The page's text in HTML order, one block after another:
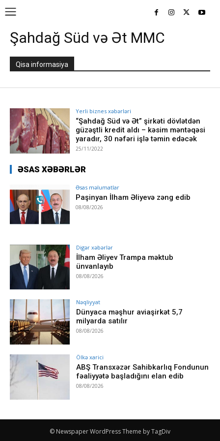
Şahdağ Süd və Ət MMC
Qisa informasiya
Yerli biznes xəbərləri
“Şahdağ Süd və Ət” şirkəti dövlətdən
güzəştli kredit aldı – kəsim məntəqəsi
yaradır, 30 nəfəri işlə təmin edəcək
25/11/2022
ƏSAS XƏBƏRLƏR
Əsas məlumatlar
Paşinyan İlham Əliyevə zəng edib
08/08/2026
Digər xəbərlər
İlham Əliyev Trampa məktub
ünvanlayıb
08/08/2026
Nəqliyyat
Dünyaca məşhur aviaşirkət 5,7
milyarda satılır
08/08/2026
Ölkə xarici
ABŞ Transxəzər Sahibkarlıq Fondunun
fəaliyyətə başladığını elan edib
08/08/2026
© Newspaper WordPress Theme by TagDiv